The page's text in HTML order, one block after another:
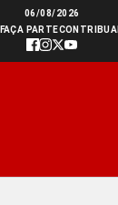
06/08/2026
FAÇA PARTECONTRIBUA